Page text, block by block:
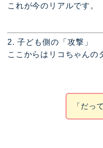
これが今のリアルです。
2. 子ども側の「攻撃」
ここからはリコちゃんの
「だっ